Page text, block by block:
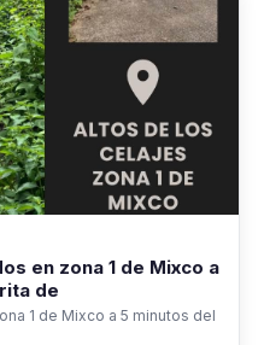
en zona 1 de Mixco a
de
1 de Mixco a 5 minutos del